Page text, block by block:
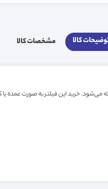
کالا مشخصات کالا